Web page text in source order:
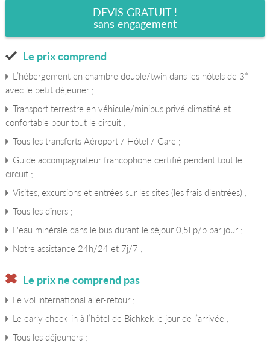
DEVIS GRATUIT !
sans engagement
Le prix comprend
L’hébergement en chambre double/twin dans les hôtels de 3*
avec le petit déjeuner ;
Transport terrestre en véhicule/minibus privé climatisé et
confortable pour tout le circuit ;
Tous les transferts Aéroport / Hôtel / Gare ;
Guide accompagnateur francophone certifié pendant tout le
circuit ;
Visites, excursions et entrées sur les sites (les frais d’entrées) ;
Tous les dîners ;
L'eau minérale dans le bus durant le séjour 0,5l p/p par jour ;
Notre assistance 24h/24 et 7j/7 ;
Le prix ne comprend pas
Le vol international aller-retour ;
Le early check-in à l’hôtel de Bichkek le jour de l’arrivée ;
Tous les déjeuners ;